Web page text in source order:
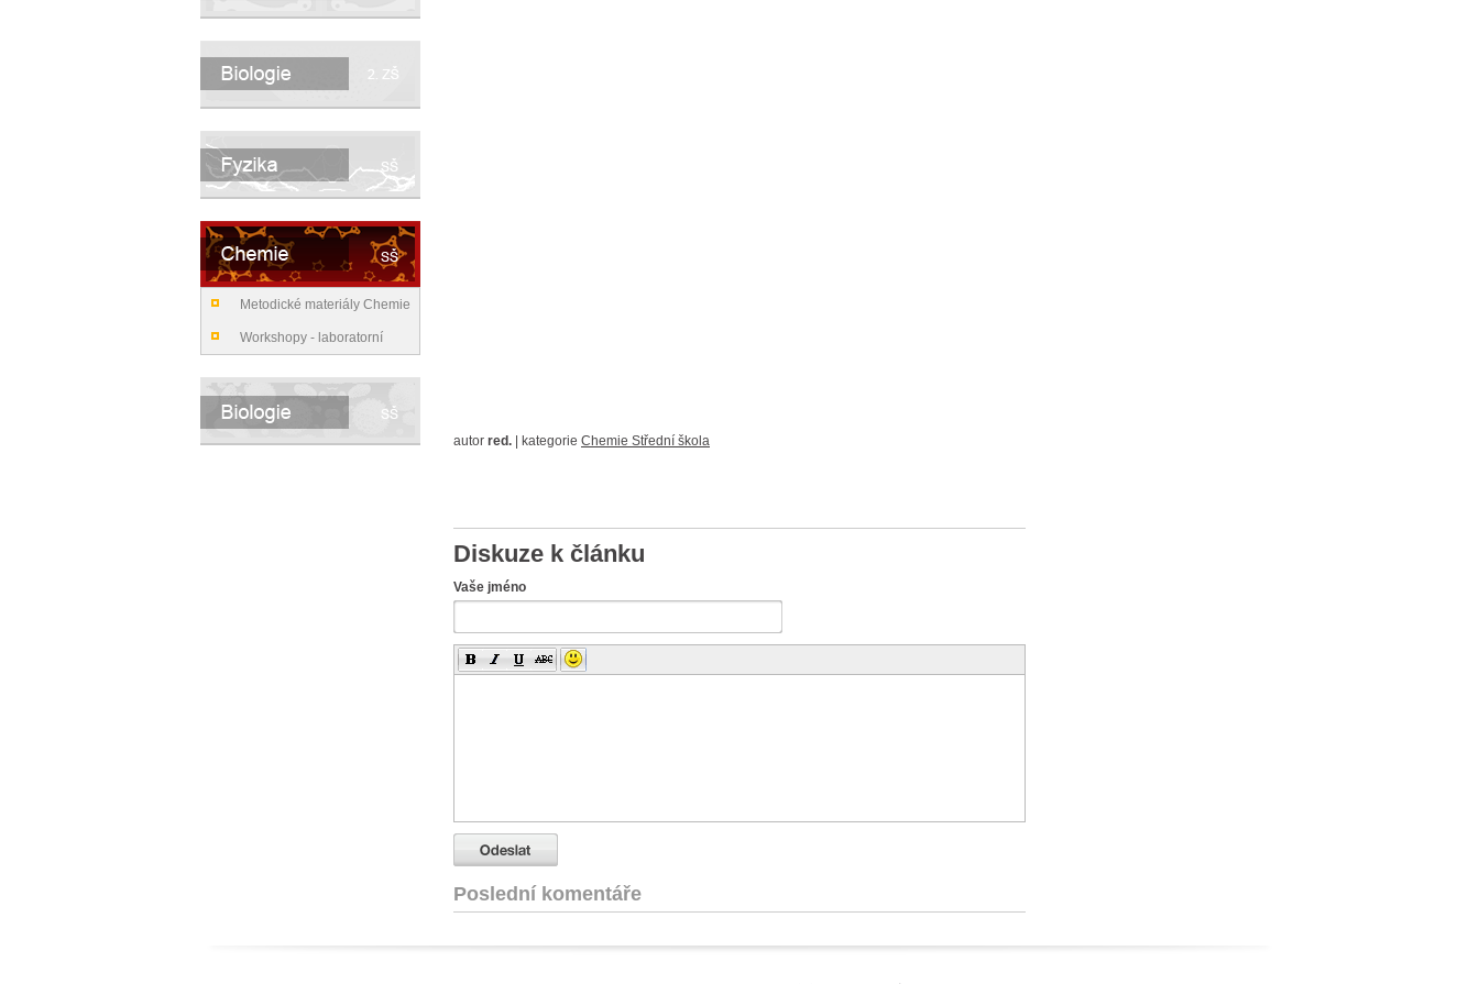
Metodické materiály Chemie
SŠ
Workshopy - laboratorní
autor red. | kategorie Chemie Střední škola
Diskuze k článku
Vaše jméno
Poslední komentáře